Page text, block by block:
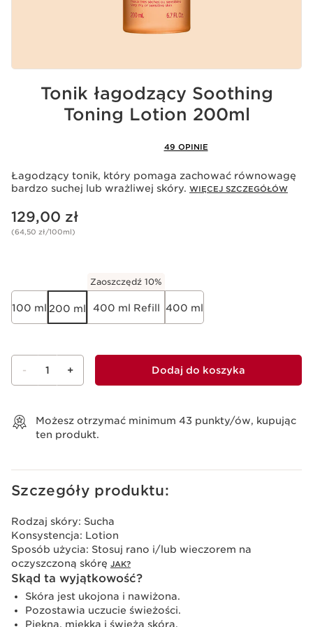
Odtwarzanie tego filmu oznacza zapisywanie przez
usługi i personalizowanie reklam. Szczegółowe
informacje można znaleźć w polityce prywatności firm
Jeśli chcesz odtworzyć film, musisz wyrazić zgodę,
klikając poniżej.
Tonik łagodzący Soothing
Toning Lotion 200ml
49 OPINIE
Łagodzący tonik, który pomaga zachować równowagę
bardzo suchej lub wrażliwej skóry. WIĘCEJ SZCZEGÓŁÓW
Aktualna cena 129,00 zł
129,00 zł
(64,50 zł/100ml)
100 ml 200 ml
Zaoszczędź 10%
400 ml Refill 400 ml
- 1 + Dodaj do koszyka
Możesz otrzymać minimum 43 punkty/ów, kupując
ten produkt.
Szczegóły produktu:
Rodzaj skóry: Sucha
Konsystencja: Lotion
Sposób użycia: Stosuj rano i/lub wieczorem na
oczyszczoną skórę JAK?
Skąd ta wyjątkowość?
Skóra jest ukojona i nawiżona.
Pozostawia uczucie świeżości.
Piękna, miękka i świeża skóra.